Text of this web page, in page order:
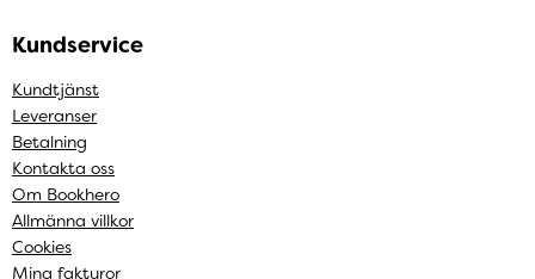
Kundservice
Kundtjänst
Leveranser
Betalning
Kontakta oss
Om Bookhero
Allmänna villkor
Cookies
Mina fakturor